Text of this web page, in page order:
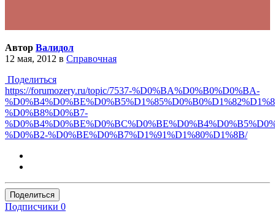
Автор Валидол
12 мая, 2012 в Справочная
Поделиться
https://forumozery.ru/topic/7537-%D0%BA%D0%B0%D0%BA-
%D0%B8%D0%B7-
%D0%B2-%D0%BE%D0%B7%D1%91%D1%80%D1%8B/
Поделиться
Подписчики 0